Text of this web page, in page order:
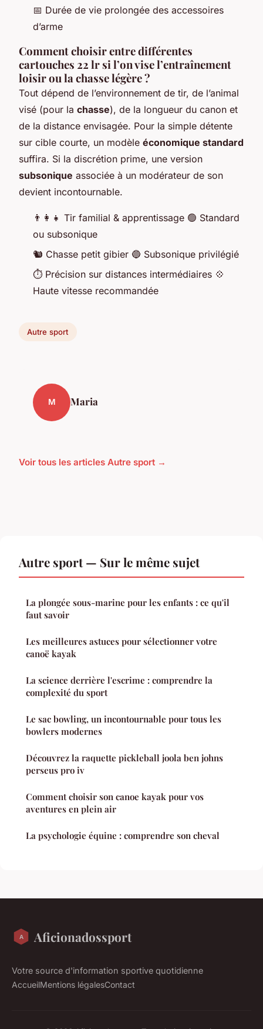
📅 Durée de vie prolongée des accessoires
d’arme
Comment choisir entre différentes
cartouches 22 lr si l’on vise l’entraînement
loisir ou la chasse légère ?
Tout dépend de l’environnement de tir, de l’animal
visé (pour la chasse), de la longueur du canon et
de la distance envisagée. Pour la simple détente
sur cible courte, un modèle économique standard
suffira. Si la discrétion prime, une version
subsonique associée à un modérateur de son
devient incontournable.
👨‍👩‍👧 Tir familial & apprentissage 🟢 Standard
ou subsonique
🐿️ Chasse petit gibier 🔵 Subsonique privilégié
⏱️ Précision sur distances intermédiaires 💠
Haute vitesse recommandée
Autre sport
M Maria
Voir tous les articles Autre sport →
Autre sport — Sur le même sujet
La plongée sous-marine pour les enfants : ce qu'il
faut savoir
Les meilleures astuces pour sélectionner votre
canoë kayak
La science derrière l'escrime : comprendre la
complexité du sport
Le sac bowling, un incontournable pour tous les
bowlers modernes
Découvrez la raquette pickleball joola ben johns
perseus pro iv
Comment choisir son canoe kayak pour vos
aventures en plein air
La psychologie équine : comprendre son cheval
Aficionadossport
Votre source d'information sportive quotidienne
AccueilMentions légalesContact